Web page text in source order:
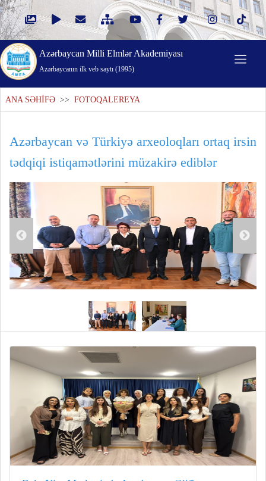
Azərbaycan Milli Elmlər Akademiyası
Azərbaycanın ilk veb saytı (1995)
ANA SƏHİFƏ >> FOTOQALEREYA
Azərbaycan və Türkiyə arxeoloqları ortaq irsin
tədqiqi istiqamətlərini müzakirə ediblər